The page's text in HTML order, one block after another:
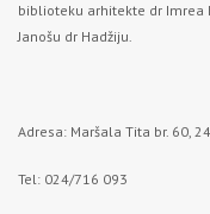
biblioteku arhitekte dr Imrea
Janošu dr Hadžiju.
Adresa: Maršala Tita br. 60,
Tel: 024/716 093